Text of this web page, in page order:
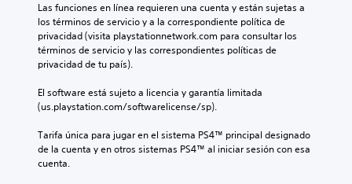
Las funciones en línea requieren una cuenta y están sujetas a
los términos de servicio y a la correspondiente política de
privacidad (visita playstationnetwork.com para consultar los
términos de servicio y las correspondientes políticas de
privacidad de tu país).
El software está sujeto a licencia y garantía limitada
(us.playstation.com/softwarelicense/sp).
Tarifa única para jugar en el sistema PS4™ principal designado
de la cuenta y en otros sistemas PS4™ al iniciar sesión con esa
cuenta.